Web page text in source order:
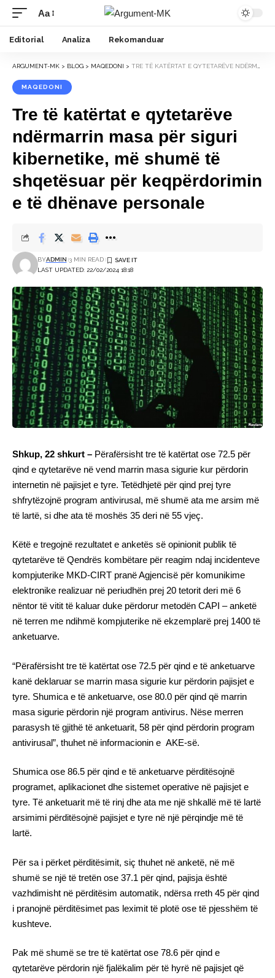
Font
Resizer
Aa
Editorial Analiza Rekomanduar
ARGUMENT-MK > BLOG > MAQEDONI > TRE TË KATËRTAT E QYTETARËVE NDËRMARRIN MASA PËR SIGURI KIBERNETIKE, MË SHUMË TË SHQETËSUAR PËR KEQPËRDORIMIN E TË DHËNAVE PERSONALE
MAQEDONI
Tre të katërtat e qytetarëve
ndërmarrin masa për siguri
kibernetike, më shumë të
shqetësuar për keqpërdorimin
e të dhënave personale
LAST UPDATED: 22/02/2024 18:18
BYADMIN 3 MIN READ
Shkup, 22 shkurt – Përafërsisht tre të katërtat ose 72.5 për
qind e qytetarëve në vend marrin masa sigurie kur përdorin
internetin në pajisjet e tyre. Tetëdhjetë për qind prej tyre
shfrytëzojnë program antivirusal, më shumë ata me arsim më
të lartë, si dhe ata të moshës 35 deri në 55 vjeç.
Këtë e tregojnë rezultatet e anketës së opinionit publik të
qytetarëve të Qendrës kombëtare për reagim ndaj incidenteve
kompjuterike MKD-CIRT pranë Agjencisë për komunikime
elektronike realizuar në periudhën prej 20 tetorit deri më 6
nëntor të vitit të kaluar duke përdorur metodën CAPI – anketë
në terren me ndihmë kompjuterike në ekzemplarë prej 1400 të
anketuarve.
“Përafërsisht tre të katërtat ose 72.5 për qind e të anketuarve
kanë deklaruar se marrin masa sigurie kur përdorin pajisjet e
tyre. Shumica e të anketuarve, ose 80.0 për qind që marrin
masa sigurie përdorin një program antivirus. Nëse merren
parasysh të gjithë të anketuarit, 58 për qind përdorin program
antivirusal”, thuhet në informacionin e AKE-së.
Shumica ose 86.5 për qind e të anketuarve përditësojnë
programet, aplikacionet dhe sistemet operative në pajisjet e
tyre. Të anketuarit më të rinj dhe ata me një shkallë më të lartë
arsimimi përditësojnë pajisjet e tyre në një përqindje më të
lartë.
Për sa i përket përditësimit, siç thuhet në anketë, në më
shumë se një të tretën ose 37.1 për qind, pajisja është
vazhdimisht në përditësim automatik, ndërsa rreth 45 për qind
i pranojnë përditësimet pas leximit të plotë ose të pjesshëm të
kushteve.
Pak më shumë se tre të katërtat ose 78.6 për qind e
qytetarëve përdorin një fjalëkalim për të hyrë në pajisjet që